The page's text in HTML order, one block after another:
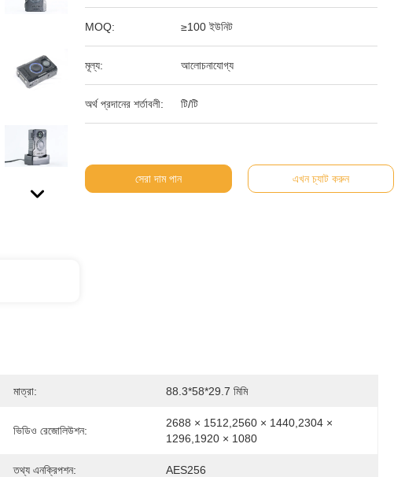
MOQ: ≥100 ইউনিট
মূল্য: আলোচনাযোগ্য
অর্থ প্রদানের শর্তাবলী: টি/টি
সেরা দাম পান এখন চ্যাট করুন
মাত্রা: 88.3*58*29.7 মিমি
ভিডিও রেজোলিউশন:
2688 × 1512,2560 × 1440,2304 ×
1296,1920 × 1080
তথ্য এনক্রিপশন: AES256